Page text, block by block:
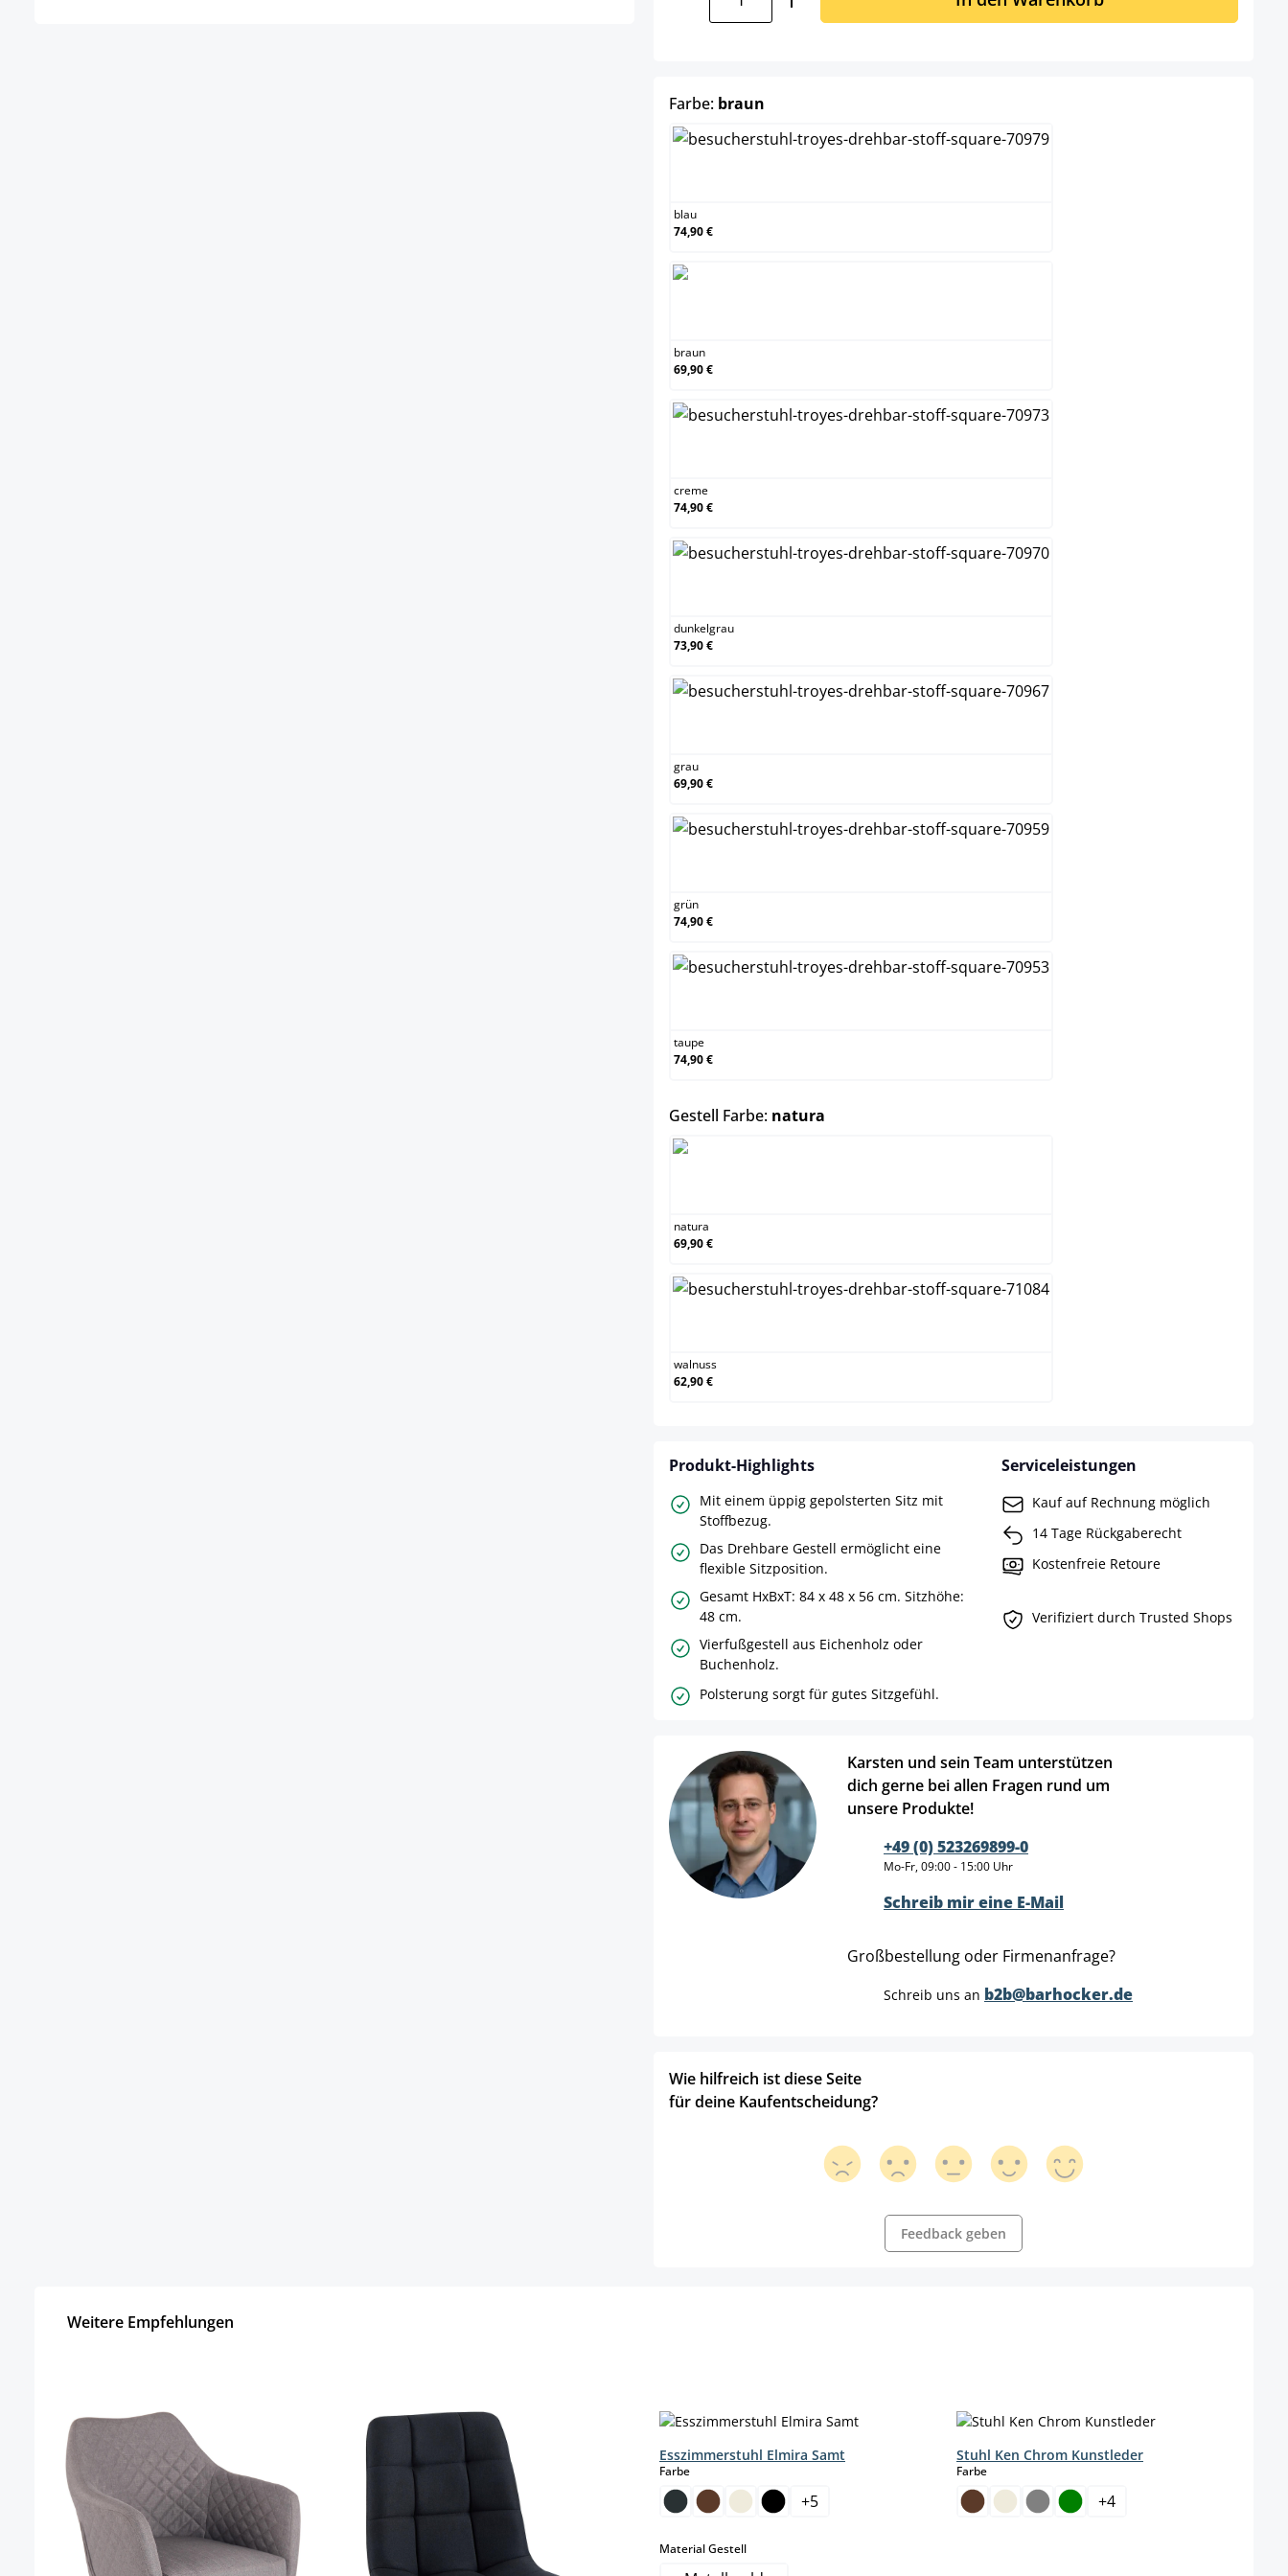
Farbe: braun
blau
74,90 €
braun
69,90 €
creme
74,90 €
dunkelgrau
73,90 €
grau
69,90 €
grün
74,90 €
taupe
74,90 €
Gestell Farbe: natura
natura
69,90 €
walnuss
62,90 €
Produkt-Highlights
Mit einem üppig gepolsterten Sitz mit
Stoffbezug.
Das Drehbare Gestell ermöglicht eine
flexible Sitzposition.
Gesamt HxBxT: 84 x 48 x 56 cm. Sitzhöhe:
48 cm.
Vierfußgestell aus Eichenholz oder
Buchenholz.
Polsterung sorgt für gutes Sitzgefühl.
Serviceleistungen
Kauf auf Rechnung möglich
14 Tage Rückgaberecht
Kostenfreie Retoure
Verifiziert durch Trusted Shops
Karsten und sein Team unterstützen
dich gerne bei allen Fragen rund um
unsere Produkte!
+49 (0) 523269899-0
Mo-Fr, 09:00 - 15:00 Uhr
Schreib mir eine E-Mail
Großbestellung oder Firmenanfrage?
Schreib uns an b2b@barhocker.de
Wie hilfreich ist diese Seite
für deine Kaufentscheidung?
Feedback geben
Weitere Empfehlungen
Esszimmerstuhl Elmira Samt
Farbeauswählen
+5
Material Gestellauswählen
Stuhl Ken Chrom Kunstleder
Farbeauswählen
+4